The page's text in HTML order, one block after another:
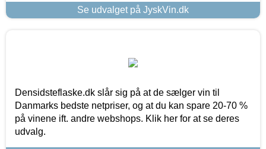
Se udvalget på JyskVin.dk
Densidsteflaske.dk slår sig på at de sælger vin til
Danmarks bedste netpriser, og at du kan spare 20-70 %
på vinene ift. andre webshops. Klik her for at se deres
udvalg.